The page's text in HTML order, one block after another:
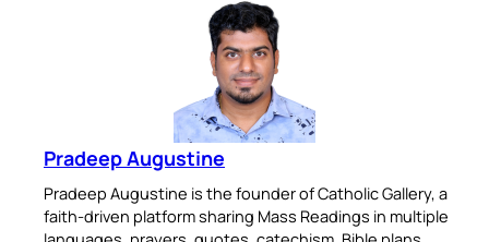
Pradeep Augustine
Pradeep Augustine is the founder of Catholic Gallery, a
faith-driven platform sharing Mass Readings in multiple